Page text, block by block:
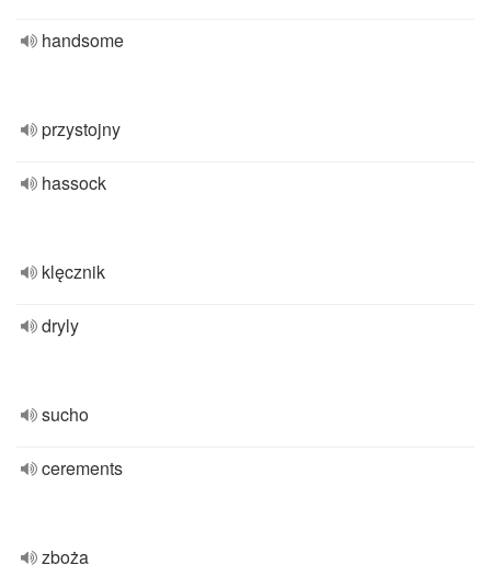
handsome
przystojny
hassock
klęcznik
dryly
sucho
cerements
zboża